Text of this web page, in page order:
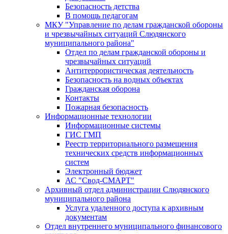
Безопасность детства
В помощь педагогам
МКУ "Управление по делам гражданской обороны
и чрезвычайных ситуаций Слюдянского
муниципального района"
Отдел по делам гражданской обороны и
чрезвычайных ситуаций
Антитеррористическая деятельность
Безопасность на водных объектах
Гражданская оборона
Контакты
Пожарная безопасность
Информационные технологии
Информационные системы
ГИС ГМП
Реестр территориального размещения
технических средств информационных
систем
Электронный бюджет
АС "Свод-СМАРТ"
Архивный отдел администрации Слюдянского
муниципального района
Услуга удаленного доступа к архивным
документам
Отдел внутреннего муниципального финансового